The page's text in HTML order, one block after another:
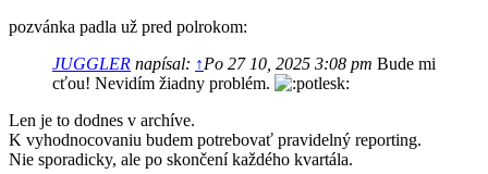
pozvánka padla už pred polrokom:
JUGGLER napísal: ↑Po 27 10, 2025 3:08 pm Bude mi
cťou! Nevidím žiadny problém.
Len je to dodnes v archíve.
K vyhodnocovaniu budem potrebovať pravidelný reporting.
Nie sporadicky, ale po skončení každého kvartála.